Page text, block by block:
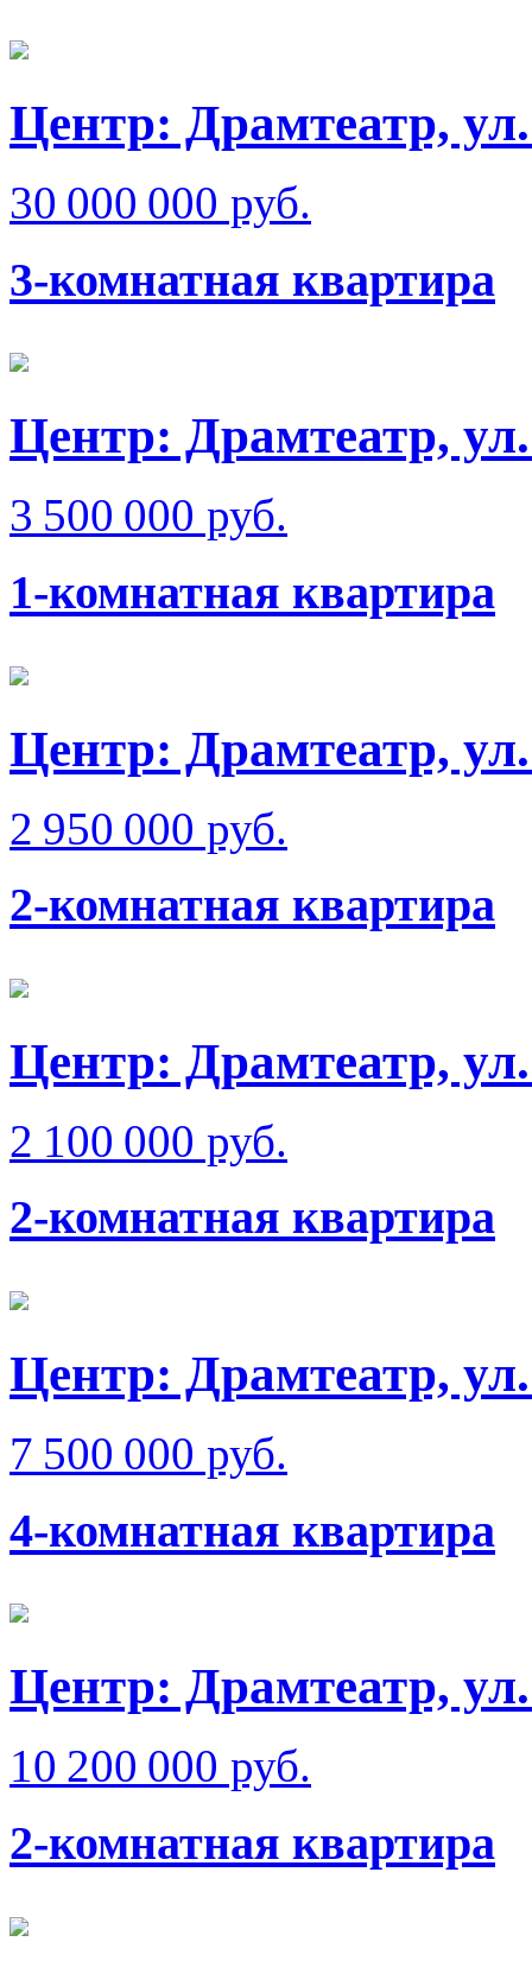
Центр: Драмтеатр,
30 000 000 руб.
3-комнатная квартира
Центр: Драмтеатр,
3 500 000 руб.
1-комнатная квартира
Центр: Драмтеатр,
2 950 000 руб.
2-комнатная квартира
Центр: Драмтеатр,
2 100 000 руб.
2-комнатная квартира
Центр: Драмтеатр,
7 500 000 руб.
4-комнатная квартира
Центр: Драмтеатр,
10 200 000 руб.
2-комнатная квартира